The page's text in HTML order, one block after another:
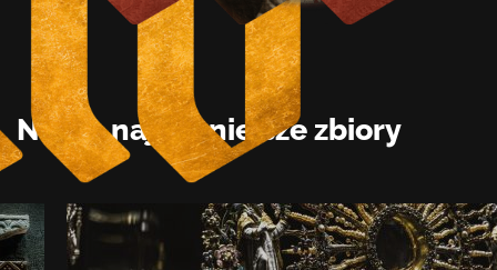
Nasze najcenniejsze zbiory